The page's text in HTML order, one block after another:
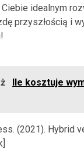
idealnym
przyszłością i
Ile kosztuje
(2021). Hybrid